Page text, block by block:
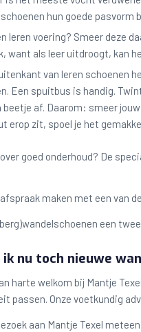
hun goede pasvorm
leren voering? Smeer deze
want als leer uitdroogt, kan
van leren schoenen
Een spuitbus is handig.
beetje af. Daarom: smeer
erop zit, spoel je het
goed onderhoud? De
maken met een van
een
nu toch nieuwe
harte welkom bij Mantje
passen. Onze voetkundig
aan Mantje Texel